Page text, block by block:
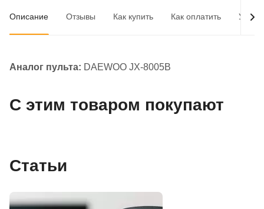
Описание Отзывы Как купить Как оплатить
Аналог пульта: DAEWOO JX-8005B
С этим товаром покупают
Статьи